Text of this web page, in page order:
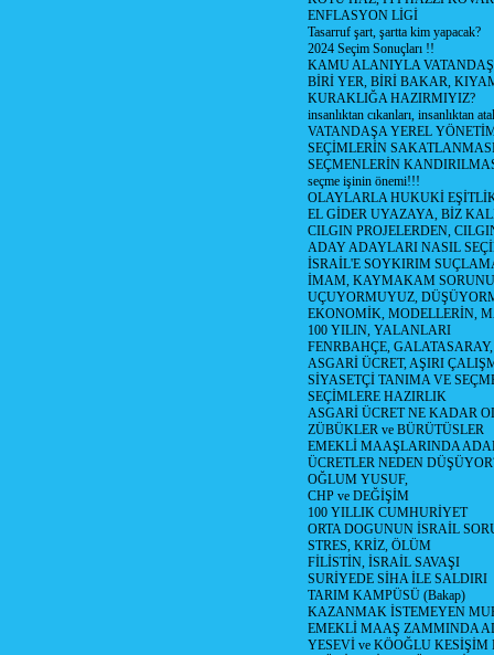
ENFLASYON LİGİ
Tasarruf şart, şartta kim yapacak?
2024 Seçim Sonuçları !!
KAMU ALANIYLA
BİRİ YER, BİRİ BAKAR,
KURAKLIĞA HAZIRMIYIZ?
insanlıktan cıkanları, insanlıktan
VATANDAŞA YEREL
SEÇİMLERİN
SEÇMENLERİN
seçme işinin önemi!!!
OLAYLARLA HUKUKİ
EL GİDER UYAZAYA, BİZ
CILGIN PROJELERDEN,
ADAY ADAYLARI NASIL
İSRAİL'E SOYKIRIM
İMAM, KAYMAKAM SORUNU
UÇUYORMUYUZ,
EKONOMİK, MODELLERİN,
100 YILIN, YALANLARI
FENRBAHÇE,
ASGARİ ÜCRET, AŞIRI
SİYASETÇİ TANIMA VE
SEÇİMLERE HAZIRLIK
ASGARİ ÜCRET NE KADAR
ZÜBÜKLER ve BÜRÜTÜSLER
EMEKLİ MAAŞLARINDA
ÜCRETLER NEDEN
OĞLUM YUSUF,
CHP ve DEĞİŞİM
100 YILLIK CUMHURİYET
ORTA DOGUNUN İSRAİL
STRES, KRİZ, ÖLÜM
FİLİSTİN, İSRAİL SAVAŞI
SURİYEDE SİHA İLE SALDIRI
TARIM KAMPÜSÜ (Bakap)
KAZANMAK İSTEMEYEN
EMEKLİ MAAŞ ZAMMINDA
YESEVİ ve KÖOĞLU